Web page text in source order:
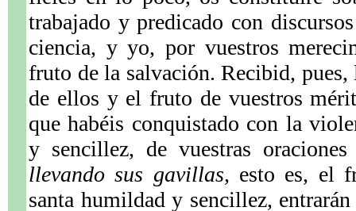
trabajado y predicado con
ciencia, y yo, por vuestros
fruto de la salvación. Recibid, pues,
de ellos y el fruto de vuestros
que habéis conquistado con la
y sencillez, de vuestras
llevando sus gavillas, esto es, el
santa humildad y sencillez,